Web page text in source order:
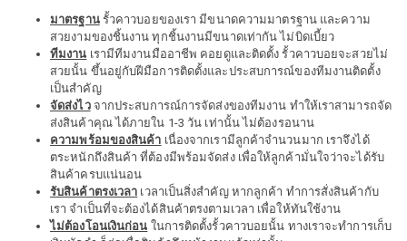
มาตรฐานรั้วคาวบอยของเรา มีขนาดความมาตรฐาน และความ
สวยงามของชิ้นงาน ทุกชิ้นงานมีขนาดเท่ากัน ไม่บิดเบี้ยว
ทีมงาน เรามีทีมงานมืออาชีพ คอยดูและติดตั้ง รั้วคาวบอยจะสวยไม่
สวยนั้น ขึ้นอยู่กับฝีมือการติดตั้งและประสบการณ์ของทีมงานติดตั้ง
เป็นสำคัญ
จัดส่งไวจากประสบการณ์การจัดส่งของทีมงาน ทำให้เราสามารถจัด
ส่งสินค้าคุณ ได้ภายใน 1-3 วัน เท่านั้น ไม่ต้องรอนาน
ความพร้อมของสินค้า เนื่องจากเรามีลูกค้าจำนวนมาก เราจึงได้
ตระหนักถึงสินค้า ที่ต้องมีพร้อมจัดส่ง เพื่อให้ลูกค้ามั่นใจว่าจะได้รับ
สินค้าครบแน่นอน
รับสินค้าตรงเวลา เวลาเป็นสิ่งสำคัญ หากลูกค้า ทำการสั่งสินค้ากับ
เรา จำเป็นที่จะต้องได้สินค้าตรงตามเวลา เพื่อให้ทันใช้งาน
ไม่ต้องโอนเงินก่อน ในการติดตั้งรั้วคาวบอยนั้น ทางเราจะทำการเก็บ